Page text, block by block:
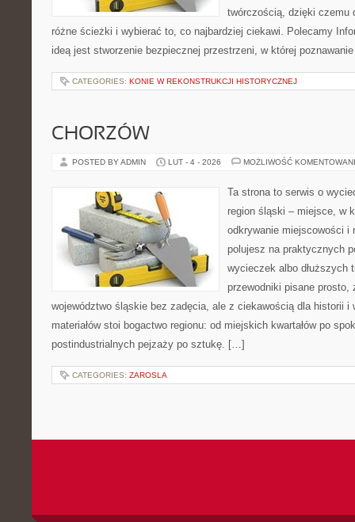
twórczością, dzięki czemu
różne ścieżki i wybierać to, co najbardziej ciekawi. Polecamy
ideą jest stworzenie bezpiecznej przestrzeni, w której
CATEGORIES: KONIE W REKONSTRUKCJI HISTORYCZNEJ
CHORZÓW
POSTED BY ADMIN LUT - 4 - 2026 MOŻLIWOŚĆ
Ta strona to serwis o
region śląski – miejsce, w
odkrywanie miejscowości i
polujesz na praktycznych
wycieczek albo dłuższych
przewodniki pisane prosto,
województwo śląskie bez zadęcia, ale z ciekawością dla historii i
materiałów stoi bogactwo regionu: od miejskich kwartałów po
postindustrialnych pejzaży po sztukę. […]
CATEGORIES: ZAROSLA